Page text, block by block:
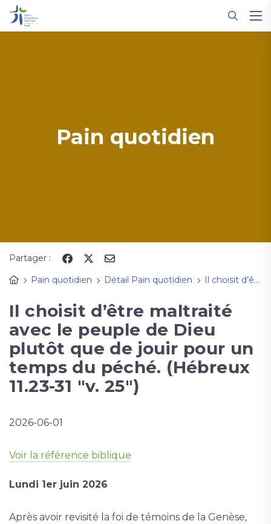
Pain quotidien
Partager :
Pain quotidien
Détail Pain quotidien Il choisit d’être maltraité avec le peuple de Dieu plutôt que de jouir pour un temps du péché. (Hébreux 11.23-31 "v. 25")
Il choisit d’être maltraité
avec le peuple de Dieu
plutôt que de jouir pour un
temps du péché. (Hébreux
11.23-31 "v. 25")
2026-06-01
Voir la référence biblique
Lundi 1er juin 2026
Après avoir revisité la foi de témoins de la Genèse,
Panneau de gestion des cookies